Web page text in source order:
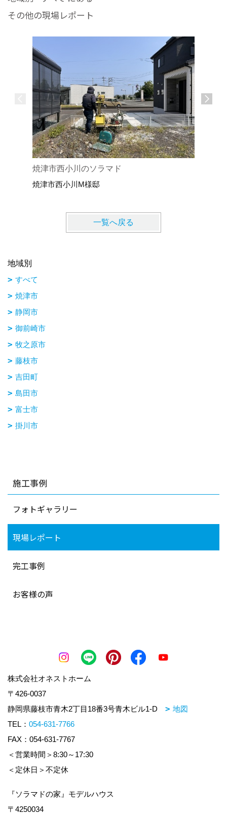
その他の現場レポート
焼津市西小川のソラマド
焼津市西小川M様邸
一覧へ戻る
地域別
すべて
焼津市
静岡市
御前崎市
牧之原市
藤枝市
吉田町
島田市
富士市
掛川市
施工事例
フォトギャラリー
現場レポート
完工事例
お客様の声
株式会社オネストホーム
〒426-0037
静岡県藤枝市青木2丁目18番3号青木ビル1-D
地図
TEL： 054-631-7766
FAX：054-631-7767
＜営業時間＞8:30～17:30
＜定休日＞不定休
『ソラマドの家』モデルハウス
〒4250034